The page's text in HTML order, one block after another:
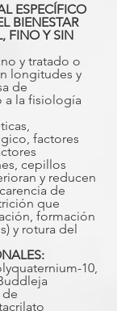
ESPECÍFICO
BIENESTAR
FINO Y SIN
y tratado o
longitudes y
de
a la fisiología
factores
cepillos
y reducen
de
que
formación
y rotura del
10,